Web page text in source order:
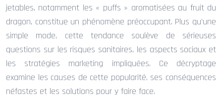
jetables, notamment les « puffs » aromatisées au fruit du
dragon, constitue un phénomène préoccupant. Plus qu’une
simple mode, cette tendance soulève de sérieuses
questions sur les risques sanitaires, les aspects sociaux et
les stratégies marketing impliquées. Ce décryptage
examine les causes de cette popularité, ses conséquences
néfastes et les solutions pour y faire face.